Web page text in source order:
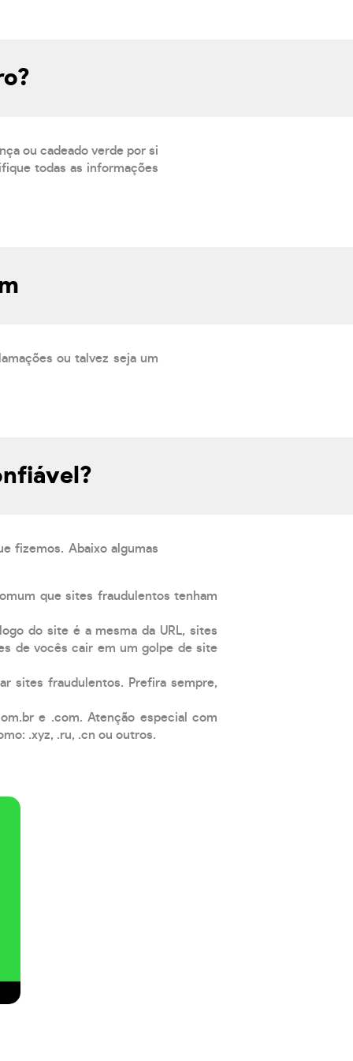
ou cadeado verde por si
todas as informações
ou talvez seja um
fizemos. Abaixo algumas
que sites fraudulentos tenham
do site é a mesma da URL, sites
de vocês cair em um golpe de site
sites fraudulentos. Prefira sempre,
e .com. Atenção especial com
.xyz, .ru, .cn ou outros.